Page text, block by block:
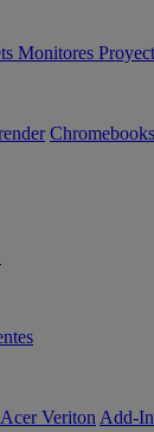
Monitores
Chromebooks
Veriton Add-